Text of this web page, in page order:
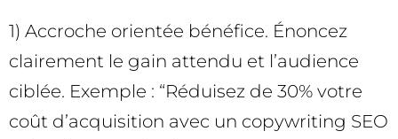
1) Accroche orientée bénéfice. Énoncez
clairement le gain attendu et l’audience
ciblée. Exemple : “Réduisez de 30% votre
coût d’acquisition avec un copywriting SEO